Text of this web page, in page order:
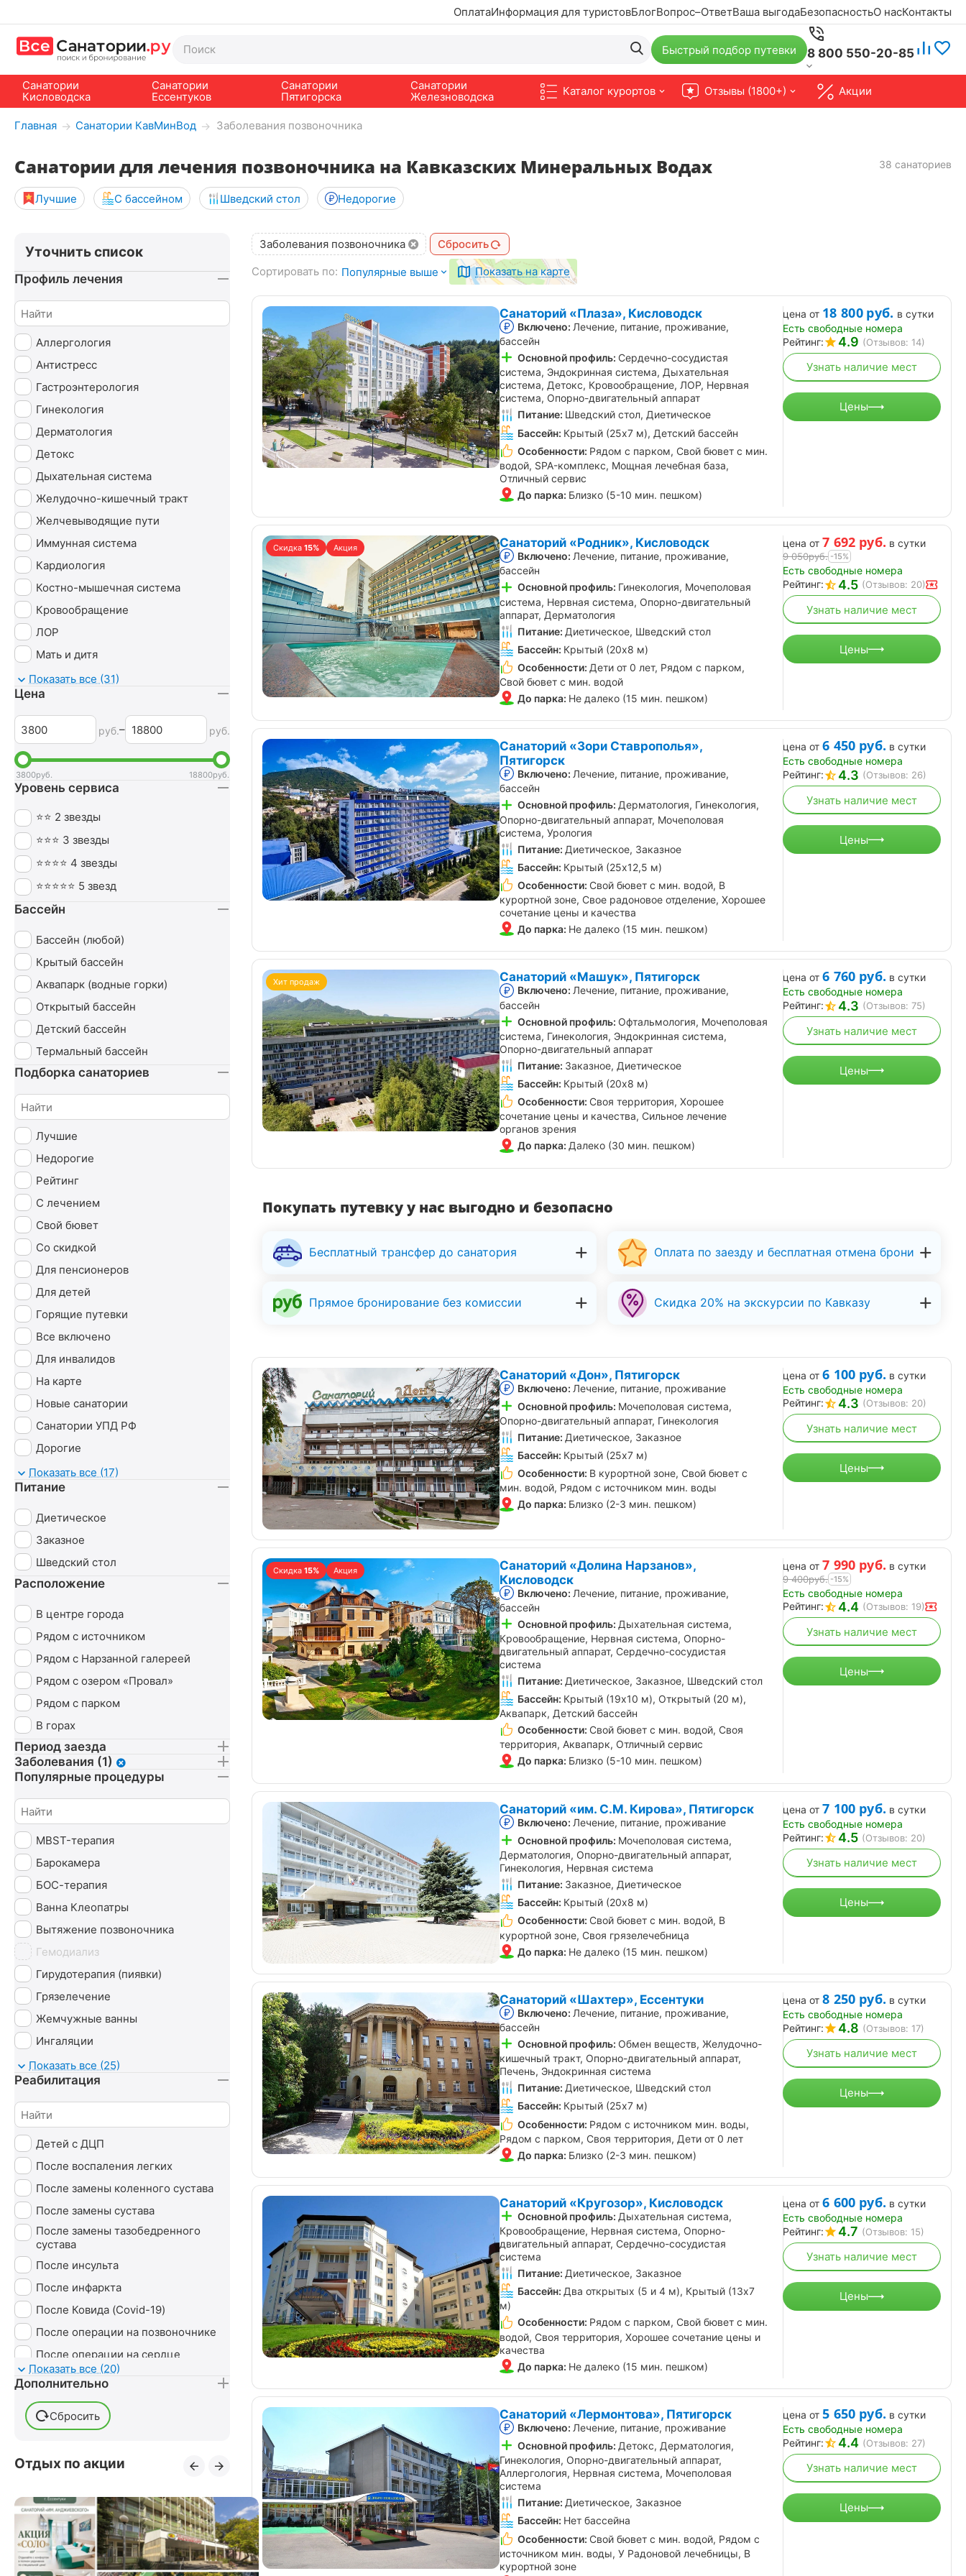
ОплатаИнформация для туристовБлогВопрос–ОтветВаша выгодаБезопасностьО насКонтакты
Быстрый подбор путевки 8 800 550-20-85
Санатории
Кисловодска
Санатории
Ессентуков
Санатории
Пятигорска
Санатории
Железноводска
Каталог курортов Отзывы (1800+) Акции
Главная → Санатории КавМинВод → Заболевания позвоночника
Санатории для лечения позвоночника на Кавказских Минеральных Водах 38 санаториев
Лучшие С бассейном Шведский стол Недорогие
Заболевания позвоночника
Сбросить
Сортировать по: Популярные выше Показать на карте
Санаторий «Плаза», Кисловодск
Включено: Лечение, питание, проживание,
бассейн
Основной профиль: Сердечно-сосудистая
система, Эндокринная система, Дыхательная
система, Детокс, Кровообращение, ЛОР, Нервная
система, Опорно-двигательный аппарат
Питание: Шведский стол, Диетическое
Бассейн: Крытый (25х7 м), Детский бассейн
Особенности: Рядом с парком, Свой бювет с мин.
водой, SPA-комплекс, Мощная лечебная база,
Отличный сервис
До парка: Близко (5-10 мин. пешком)
цена от 18 800 руб. в сутки
Есть свободные номера
Рейтинг:
4.9 (Отзывов: 14)
Узнать наличие мест
Цены
Скидка 15% Акция Санаторий «Родник», Кисловодск
Включено: Лечение, питание, проживание,
бассейн
Основной профиль: Гинекология, Мочеполовая
система, Нервная система, Опорно-двигательный
аппарат, Дерматология
Питание: Диетическое, Шведский стол
Бассейн: Крытый (20х8 м)
Особенности: Дети от 0 лет, Рядом с парком,
Свой бювет с мин. водой
До парка: Не далеко (15 мин. пешком)
цена от 7 692 руб. в сутки
9 050руб. -15%
Есть свободные номера
Рейтинг:
4.5 (Отзывов: 20)
Узнать наличие мест
Цены
Санаторий «Зори Ставрополья»,
Пятигорск
Включено: Лечение, питание, проживание,
бассейн
Основной профиль: Дерматология, Гинекология,
Опорно-двигательный аппарат, Мочеполовая
система, Урология
Питание: Диетическое, Заказное
Бассейн: Крытый (25х12,5 м)
Особенности: Свой бювет с мин. водой, В
курортной зоне, Свое радоновое отделение, Хорошее
сочетание цены и качества
До парка: Не далеко (15 мин. пешком)
цена от 6 450 руб. в сутки
Есть свободные номера
Рейтинг:
4.3 (Отзывов: 26)
Узнать наличие мест
Цены
Хит продаж Санаторий «Машук», Пятигорск
Включено: Лечение, питание, проживание,
бассейн
Основной профиль: Офтальмология, Мочеполовая
система, Гинекология, Эндокринная система,
Опорно-двигательный аппарат
Питание: Заказное, Диетическое
Бассейн: Крытый (20х8 м)
Особенности: Своя территория, Хорошее
сочетание цены и качества, Сильное лечение
органов зрения
До парка: Далеко (30 мин. пешком)
цена от 6 760 руб. в сутки
Есть свободные номера
Рейтинг:
4.3 (Отзывов: 75)
Узнать наличие мест
Цены
Покупать путевку у нас выгодно и безопасно
Бесплатный трансфер до санатория
Прямое бронирование без комиссии
Оплата по заезду и бесплатная отмена брони
Скидка 20% на экскурсии по Кавказу
Санаторий «Дон», Пятигорск
Включено: Лечение, питание, проживание
Основной профиль: Мочеполовая система,
Опорно-двигательный аппарат, Гинекология
Питание: Диетическое, Заказное
Бассейн: Крытый (25х7 м)
Особенности: В курортной зоне, Свой бювет с
мин. водой, Рядом с источником мин. воды
До парка: Близко (2-3 мин. пешком)
цена от 6 100 руб. в сутки
Есть свободные номера
Рейтинг:
4.3 (Отзывов: 20)
Узнать наличие мест
Цены
Скидка 15% Акция
Санаторий «Долина Нарзанов»,
Кисловодск
Включено: Лечение, питание, проживание,
бассейн
Основной профиль: Дыхательная система,
Кровообращение, Нервная система, Опорно-
двигательный аппарат, Сердечно-сосудистая
система
Питание: Диетическое, Заказное, Шведский стол
Бассейн: Крытый (19х10 м), Открытый (20 м),
Аквапарк, Детский бассейн
Особенности: Свой бювет с мин. водой, Своя
территория, Аквапарк, Отличный сервис
До парка: Близко (5-10 мин. пешком)
цена от 7 990 руб. в сутки
9 400руб. -15%
Есть свободные номера
Рейтинг:
4.4 (Отзывов: 19)
Узнать наличие мест
Цены
Санаторий «им. С.М. Кирова», Пятигорск
Включено: Лечение, питание, проживание
Основной профиль: Мочеполовая система,
Дерматология, Опорно-двигательный аппарат,
Гинекология, Нервная система
Питание: Заказное, Диетическое
Бассейн: Крытый (20х8 м)
Особенности: Свой бювет с мин. водой, В
курортной зоне, Своя грязелечебница
До парка: Не далеко (15 мин. пешком)
цена от 7 100 руб. в сутки
Есть свободные номера
Рейтинг:
4.5 (Отзывов: 20)
Узнать наличие мест
Цены
Санаторий «Шахтер», Ессентуки
Включено: Лечение, питание, проживание,
бассейн
Основной профиль: Обмен веществ, Желудочно-
кишечный тракт, Опорно-двигательный аппарат,
Печень, Эндокринная система
Питание: Диетическое, Шведский стол
Бассейн: Крытый (25х7 м)
Особенности: Рядом с источником мин. воды,
Рядом с парком, Своя территория, Дети от 0 лет
До парка: Близко (2-3 мин. пешком)
цена от 8 250 руб. в сутки
Есть свободные номера
Рейтинг:
4.8 (Отзывов: 17)
Узнать наличие мест
Цены
Санаторий «Кругозор», Кисловодск
Основной профиль: Дыхательная система,
Кровообращение, Нервная система, Опорно-
двигательный аппарат, Сердечно-сосудистая
система
Питание: Диетическое, Заказное
Бассейн: Два открытых (5 и 4 м), Крытый (13х7
м)
Особенности: Рядом с парком, Свой бювет с мин.
водой, Своя территория, Хорошее сочетание цены и
качества
До парка: Не далеко (15 мин. пешком)
цена от 6 600 руб. в сутки
Есть свободные номера
Рейтинг:
4.7 (Отзывов: 15)
Узнать наличие мест
Цены
Санаторий «Лермонтова», Пятигорск
Включено: Лечение, питание, проживание
Основной профиль: Детокс, Дерматология,
Гинекология, Опорно-двигательный аппарат,
Аллергология, Нервная система, Мочеполовая
система
Питание: Диетическое, Заказное
Бассейн: Нет бассейна
Особенности: Свой бювет с мин. водой, Рядом с
источником мин. воды, У Радоновой лечебницы, В
курортной зоне
цена от 5 650 руб. в сутки
Есть свободные номера
Рейтинг:
4.4 (Отзывов: 27)
Узнать наличие мест
Цены
Уточнить список
Профиль лечения
Аллергология
Антистресс
Гастроэнтерология
Гинекология
Дерматология
Детокс
Дыхательная система
Желудочно-кишечный тракт
Желчевыводящие пути
Иммунная система
Кардиология
Костно-мышечная система
Кровообращение
ЛОР
Мать и дитя
Мочеполовая система
Неврология
Нервная система
Обмен веществ
Оздоровительный
Опорно-двигательный аппарат
Ортопедия
СПА (SPA)
Урология
Чекап
Эндокринная система
Показать все (31)
Цена
руб.– руб.
3800руб. 18800руб.
Уровень сервиса
⭐⭐ 2 звезды
⭐⭐⭐ 3 звезды
⭐⭐⭐⭐ 4 звезды
⭐⭐⭐⭐⭐ 5 звезд
Бассейн
Бассейн (любой)
Крытый бассейн
Аквапарк (водные горки)
Открытый бассейн
Детский бассейн
Термальный бассейн
Подборка санаториев
Лучшие
Недорогие
Рейтинг
С лечением
Свой бювет
Со скидкой
Для пенсионеров
Для детей
Горящие путевки
Все включено
Для инвалидов
На карте
Новые санатории
Санатории УПД РФ
Дорогие
Детские
С животными
Показать все (17)
Питание
Диетическое
Заказное
Шведский стол
Расположение
В центре города
Рядом с источником
Рядом с Нарзанной галереей
Рядом с озером «Провал»
Рядом с парком
В горах
Период заезда
Заболевания (1)
Популярные процедуры
MBST-терапия
Барокамера
БОС-терапия
Ванна Клеопатры
Вытяжение позвоночника
Гемодиализ
Гирудотерапия (пиявки)
Грязелечение
Жемчужные ванны
Ингаляции
Капельницы
Карбокситерапия
Массаж
Минеральные ванны
Нафталановые ванны
Озонотерапия
Пантовые ванны
Психотерапия
Радоновые ванны
Сероводородные ванны
Сухие ванны (углекислые)
Тамбуканская грязь
Ударно-волновая терапия (УВТ)
Без лечения
Показать все (25)
Реабилитация
Детей с ДЦП
После воспаления легких
После замены коленного сустава
После замены сустава
После замены тазобедренного
сустава
После инсульта
После инфаркта
После Ковида (Covid-19)
После операции на позвоночнике
После операции на сердце
После перелома бедра
После перелома лодыжки
После перелома ноги
После переломов
После стентирования сосудов
После удаления грыжи
позвоночника
После удаления желчного пузыря
Показать все (20)
Дополнительно
Сбросить
Отдых по акции